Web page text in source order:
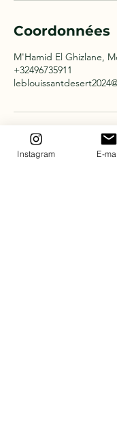
Coordonnées
M'Hamid El Ghizlane,
+32496735911
Instagram E-